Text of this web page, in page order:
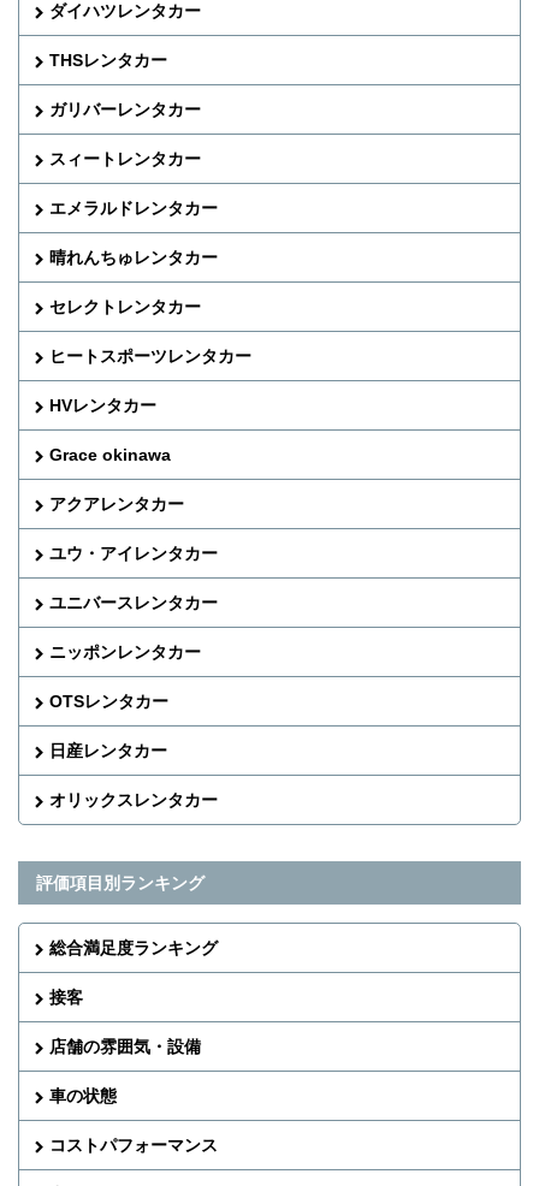
ダイハツレンタカー
THSレンタカー
ガリバーレンタカー
スィートレンタカー
エメラルドレンタカー
晴れんちゅレンタカー
セレクトレンタカー
ヒートスポーツレンタカー
HVレンタカー
Grace okinawa
アクアレンタカー
ユウ・アイレンタカー
ユニバースレンタカー
ニッポンレンタカー
OTSレンタカー
日産レンタカー
オリックスレンタカー
評価項目別ランキング
総合満足度ランキング
接客
店舗の雰囲気・設備
車の状態
コストパフォーマンス